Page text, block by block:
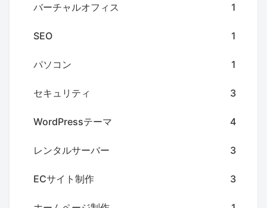
バーチャルオフィス 1
SEO 1
パソコン 1
セキュリティ 3
WordPressテーマ 4
レンタルサーバー 3
ECサイト制作 3